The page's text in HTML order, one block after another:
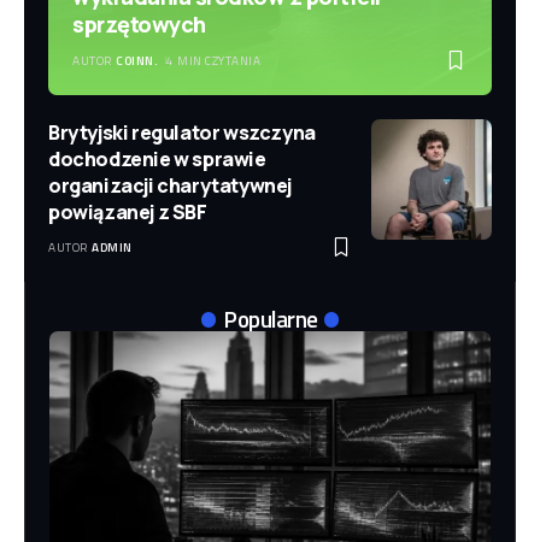
sprzętowych
AUTOR COINN. 4 MIN CZYTANIA
Brytyjski regulator wszczyna
dochodzenie w sprawie
organizacji charytatywnej
powiązanej z SBF
AUTOR ADMIN
Popularne